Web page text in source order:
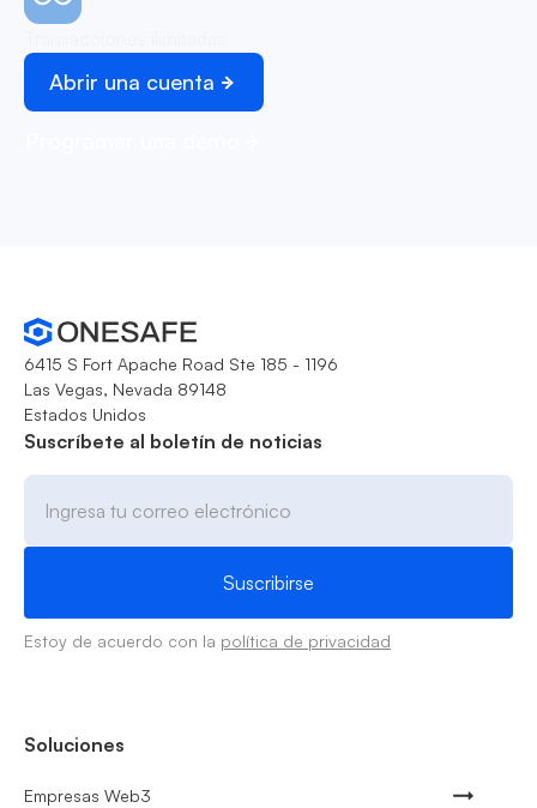
Abrir una cuenta
6415 S Fort Apache Road Ste 185 - 1196
Las Vegas, Nevada 89148
Estados Unidos
Suscríbete al boletín de noticias
Estoy de acuerdo con la política de privacidad
Soluciones
Empresas Web3